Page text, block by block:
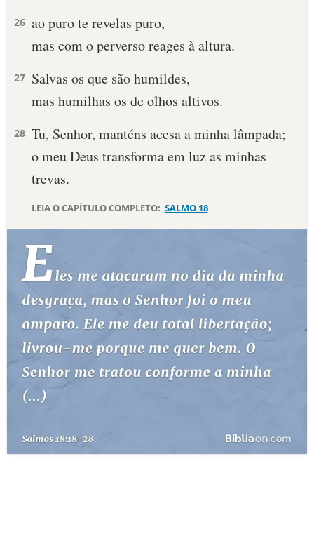
26 ao puro te revelas puro,
mas com o perverso reages à altura.
27 Salvas os que são humildes,
mas humilhas os de olhos altivos.
28 Tu, Senhor, manténs acesa a minha lâmpada;
o meu Deus transforma em luz as minhas
trevas.
LEIA O CAPÍTULO COMPLETO: SALMO 18